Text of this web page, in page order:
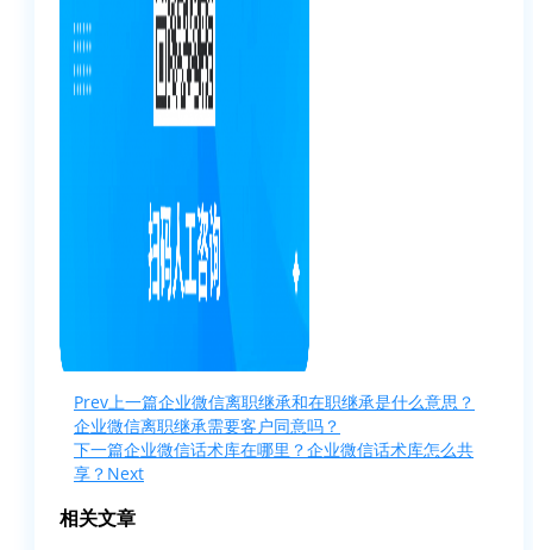
Prev上一篇企业微信离职继承和在职继承是什么意思？
企业微信离职继承需要客户同意吗？
下一篇企业微信话术库在哪里？企业微信话术库怎么共
享？ Next
相关文章